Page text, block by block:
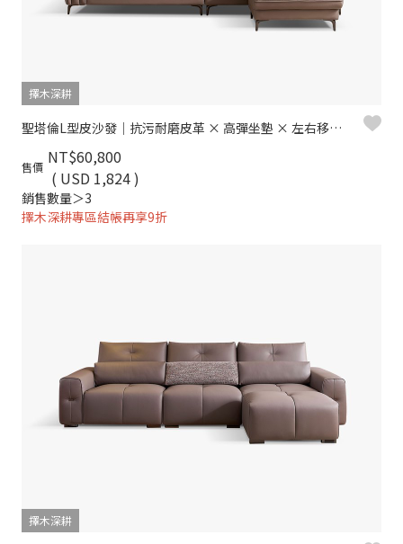
擇木深耕
聖塔倫L型皮沙發｜抗污耐磨皮革 × 高彈坐墊 × 左右移動腳椅 – 擇木深耕
售價 NT$60,800
( USD 1,824 )
銷售數量＞3
擇木深耕專區結帳再享9折
擇木深耕